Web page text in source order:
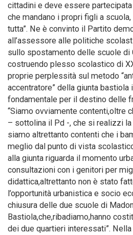
cittadini e deve essere
che mandano i propri figli a
tutta”. Ne è convinto il Partito
all’assessore alle politiche
sullo spostamento delle scuole di
costruendo plesso scolastico di
proprie perplessità sul metodo
accentratore” della giunta bastiola
fondamentale per il destino delle
“Siamo ovviamente contenti,oltre
– sottolina il Pd -, che si realizzi la
siamo altrettanto contenti che i
meglio dal punto di vista
alla giunta riguarda il momento
consultazioni con i genitori per
didattica,altrettanto non è stato
l’opportunità urbanistica e socio
chiusura delle due scuole di
Bastiola,che,ribadiamo,hanno
dei due quartieri interessati”.